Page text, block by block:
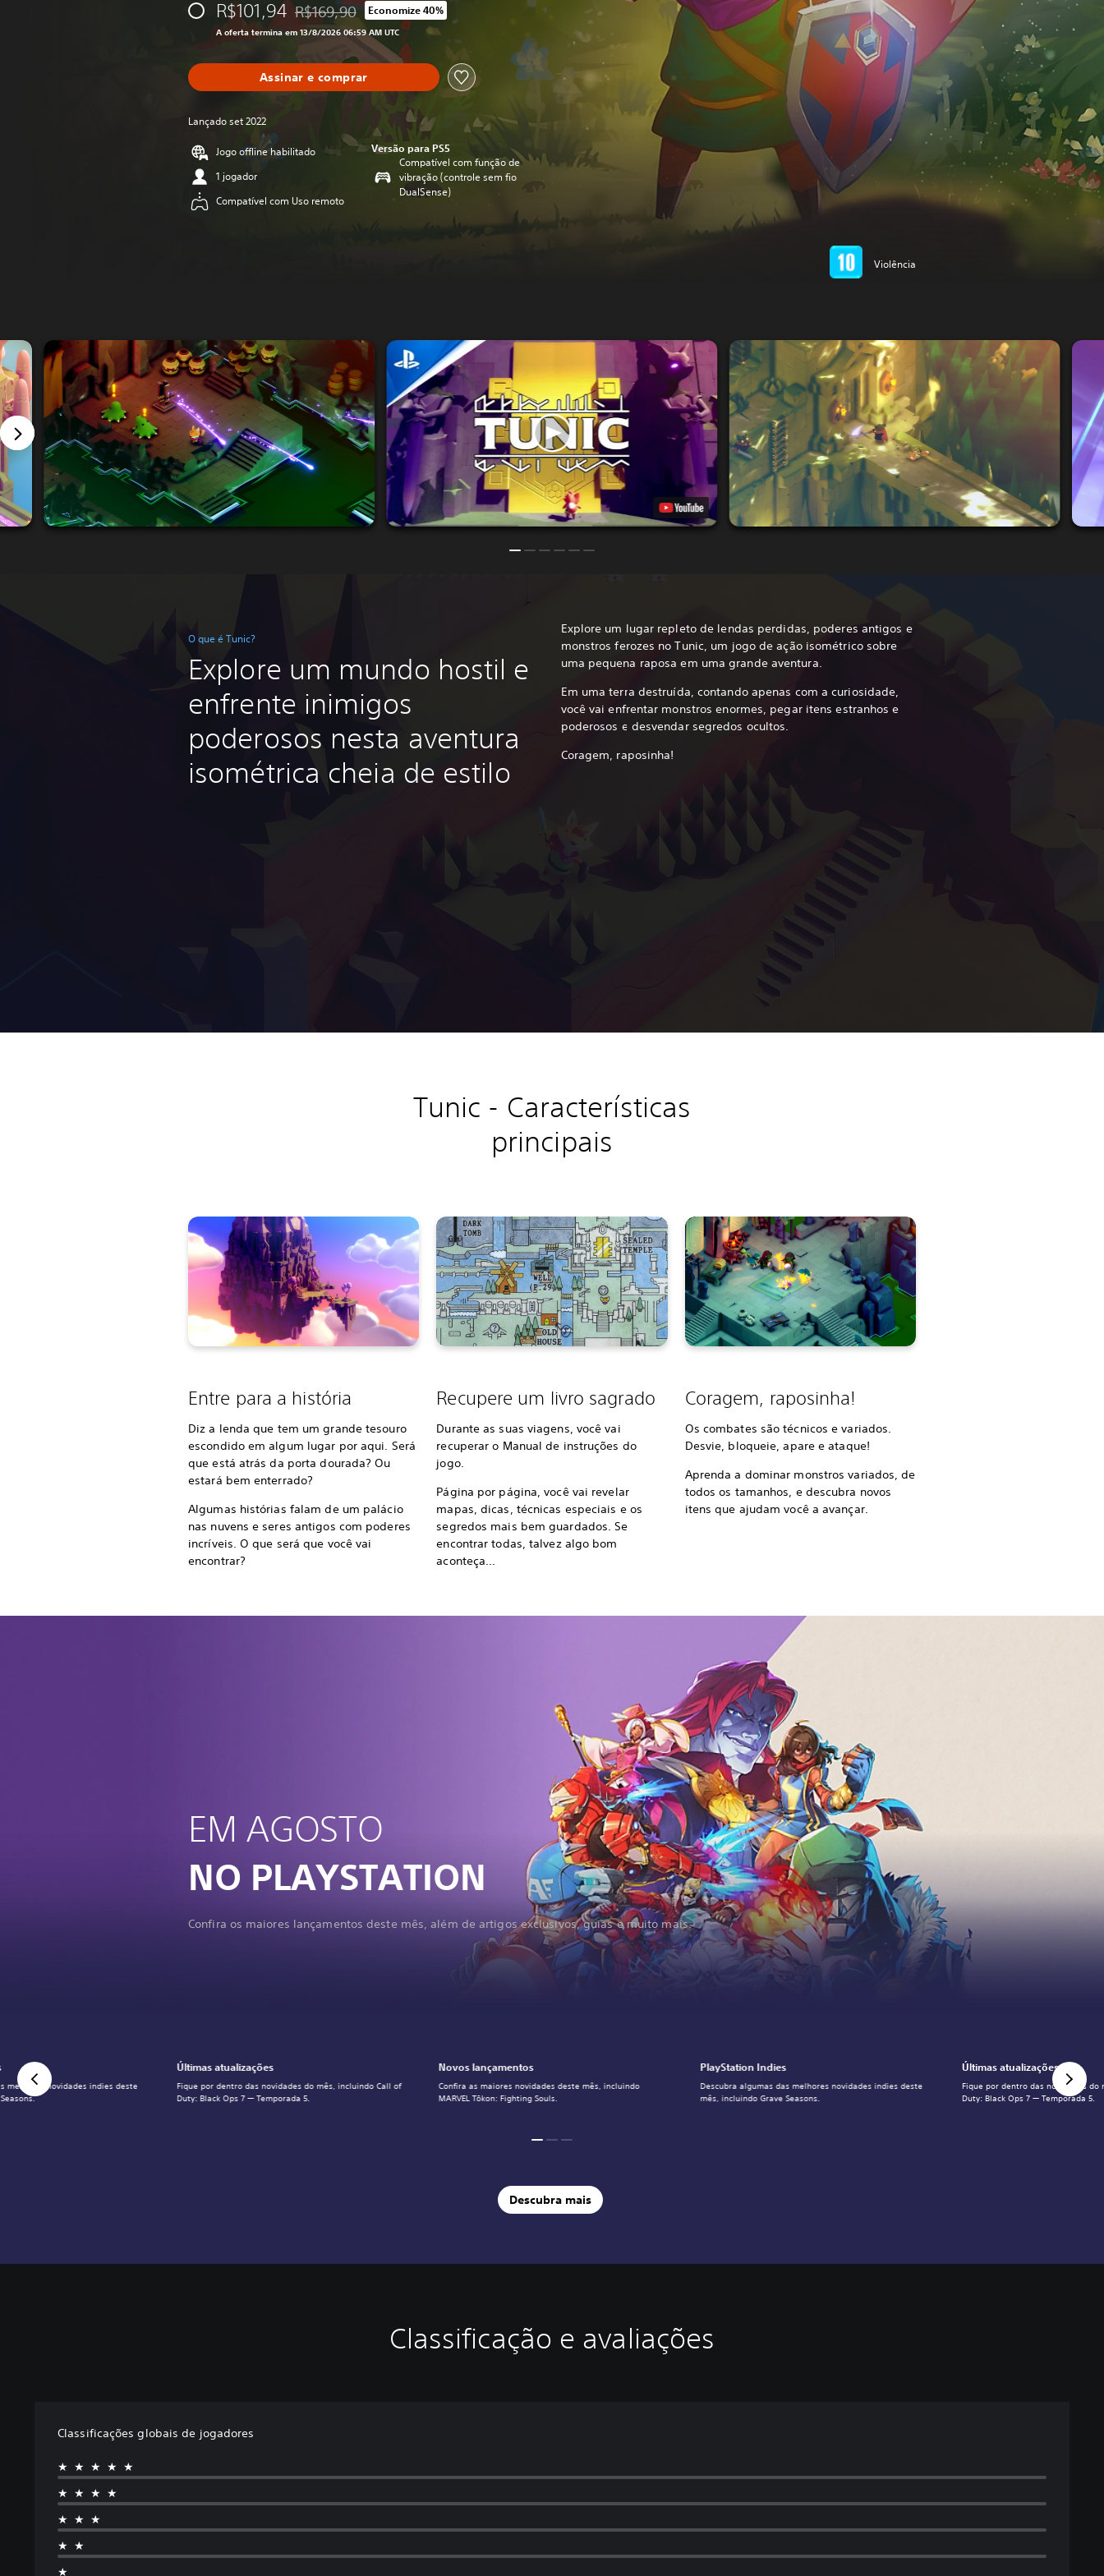
R$101,94 Desconto aplicado no preço original de R$169,90
R$169,90 Economize 40%
A oferta termina em 13/8/2026 06:59 AM UTC
Assinar e comprar
Lançado set 2022
Jogo offline habilitado
1 jogador
Compatível com Uso remoto
Versão para PS5
Compatível com função de
vibração (controle sem fio
DualSense)
Violência
O que é Tunic?
Explore um mundo hostil e
enfrente inimigos
poderosos nesta aventura
isométrica cheia de estilo
Explore um lugar repleto de lendas perdidas, poderes antigos e
monstros ferozes no Tunic, um jogo de ação isométrico sobre
uma pequena raposa em uma grande aventura.
Em uma terra destruída, contando apenas com a curiosidade,
você vai enfrentar monstros enormes, pegar itens estranhos e
poderosos e desvendar segredos ocultos.
Coragem, raposinha!
Tunic - Características
principais
Entre para a história
Diz a lenda que tem um grande tesouro
escondido em algum lugar por aqui. Será
que está atrás da porta dourada? Ou
estará bem enterrado?
Algumas histórias falam de um palácio
nas nuvens e seres antigos com poderes
incríveis. O que será que você vai
encontrar?
Recupere um livro sagrado
Durante as suas viagens, você vai
recuperar o Manual de instruções do
jogo.
Página por página, você vai revelar
mapas, dicas, técnicas especiais e os
segredos mais bem guardados. Se
encontrar todas, talvez algo bom
aconteça...
Coragem, raposinha!
Os combates são técnicos e variados.
Desvie, bloqueie, apare e ataque!
Aprenda a dominar monstros variados, de
todos os tamanhos, e descubra novos
itens que ajudam você a avançar.
EM AGOSTO
NO PLAYSTATION
Confira os maiores lançamentos deste mês, além de artigos exclusivos, guias e muito mais.
Novos lançamentos
Confira as maiores novidades deste mês, incluindo
MARVEL Tōkon: Fighting Souls.
PlayStation Indies
Descubra algumas das melhores novidades indies deste
mês, incluindo Grave Seasons.
Últimas atualizações
Fique por dentro das novidades do
Duty: Black Ops 7 — Temporada 5.
melhores novidades indies deste
Últimas atualizações
Fique por dentro das novidades do mês, incluindo Call of
Duty: Black Ops 7 — Temporada 5.
Descubra mais
Classificação e avaliações
Classificações globais de jogadores
★★★★★
★★★★
★★★
★★
★